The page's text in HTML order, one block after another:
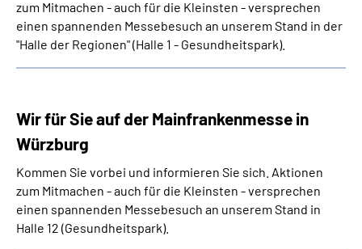
zum Mitmachen - auch für die Kleinsten - versprechen
einen spannenden Messebesuch an unserem Stand in der
"Halle der Regionen" (Halle 1 - Gesundheitspark).
Wir für Sie auf der Mainfrankenmesse in
Würzburg
Kommen Sie vorbei und informieren Sie sich. Aktionen
zum Mitmachen - auch für die Kleinsten - versprechen
einen spannenden Messebesuch an unserem Stand in
Halle 12 (Gesundheitspark).